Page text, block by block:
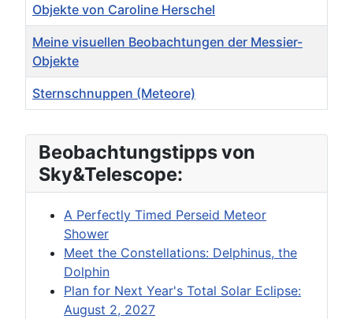
Objekte von Caroline Herschel
Meine visuellen Beobachtungen der Messier-
Objekte
Sternschnuppen (Meteore)
Beobachtungstipps von
Sky&Telescope:
A Perfectly Timed Perseid Meteor
Shower
Meet the Constellations: Delphinus, the
Dolphin
Plan for Next Year's Total Solar Eclipse:
August 2, 2027